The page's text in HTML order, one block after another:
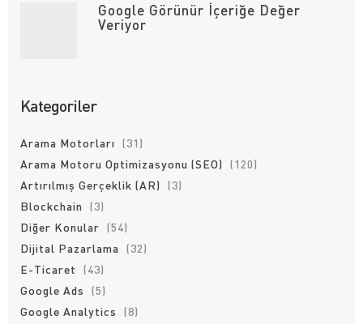
Google Görünür İçeriğe Değer
Veriyor
Kategoriler
Arama Motorları
(31)
Arama Motoru Optimizasyonu (SEO)
(120)
Artırılmış Gerçeklik (AR)
(3)
Blockchain
(3)
Diğer Konular (54)
Dijital Pazarlama
(32)
E-Ticaret
(43)
Google Ads
(5)
Google Analytics
(8)